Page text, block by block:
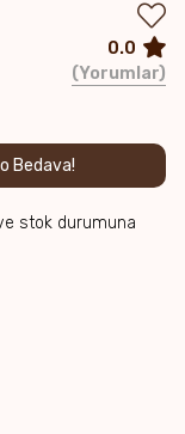
Bedava!
stok durumuna
0.0
Yorumlar